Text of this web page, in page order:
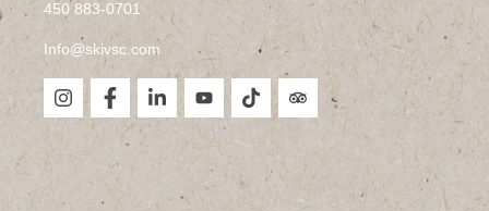
450 883-0701
Info@skivsc.com